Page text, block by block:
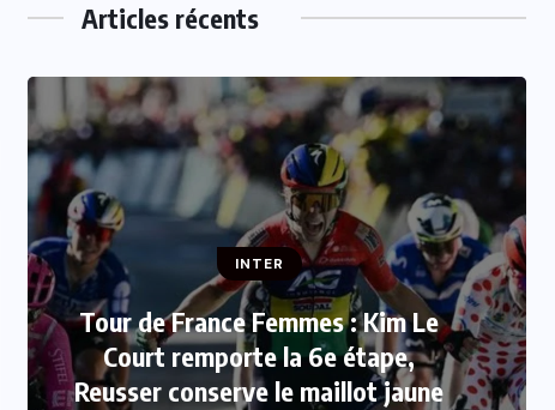
Articles récents
INTER
Mercato : Mohamed Salah rejoint
Trabzonspor